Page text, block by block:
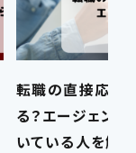
転職の直接応募
る？エージェン
いている人を解